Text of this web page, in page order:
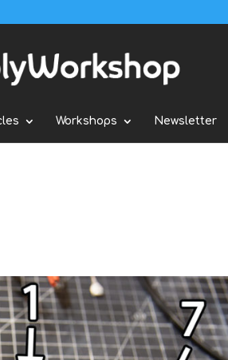
Workshops Newsletter